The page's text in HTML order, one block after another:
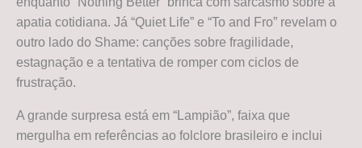
apatia cotidiana. Já “Quiet Life” e “To and Fro” revelam o
outro lado do Shame: canções sobre fragilidade,
estagnação e a tentativa de romper com ciclos de
frustração.
A grande surpresa está em “Lampião”, faixa que
mergulha em referências ao folclore brasileiro e inclui